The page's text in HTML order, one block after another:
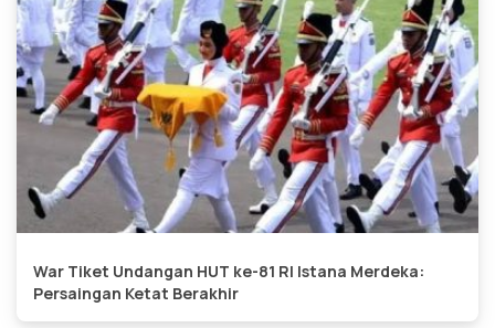
War Tiket Undangan HUT ke-81 RI Istana Merdeka:
Persaingan Ketat Berakhir